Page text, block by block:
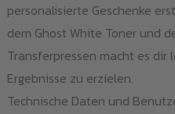
personalisierte Geschenke
dem Ghost White Toner und
Transferpressen macht es dir
Ergebnisse zu erzielen.
Technische Daten und